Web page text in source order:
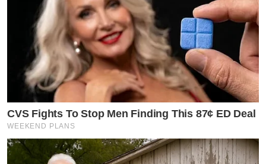
CVS Fights To Stop Men Finding This 87¢ ED Deal
WEEKEND PLANS